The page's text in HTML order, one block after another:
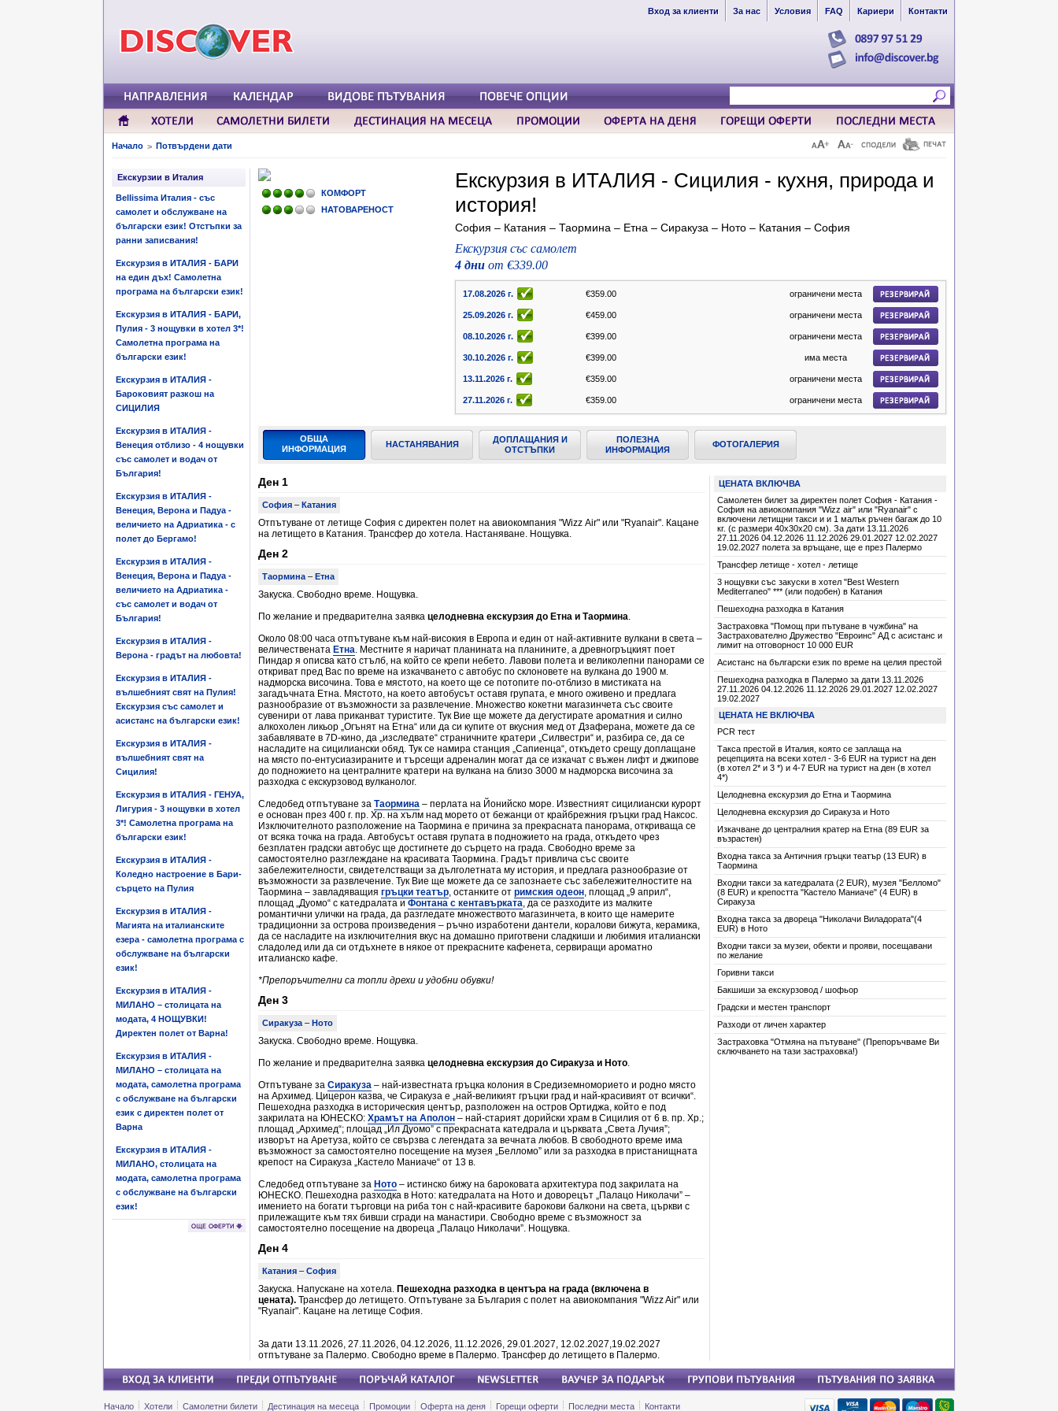
Вход за клиенти За нас Условия FAQ Кариери Контакти
Начало > Потвърдени дати
Екскурзии в Италия
Bellissima Италия - със
самолет и обслужване на
български език! Отстъпки за
ранни записвания!
Екскурзия в ИТАЛИЯ - БАРИ
на един дъх! Самолетна
програма на български език!
Екскурзия в ИТАЛИЯ - БАРИ,
Пулия - 3 нощувки в хотел 3*!
Самолетна програма на
български език!
Екскурзия в ИТАЛИЯ -
Бароковият разкош на
СИЦИЛИЯ
Екскурзия в ИТАЛИЯ -
Венеция отблизо - 4 нощувки
със самолет и водач от
България!
Екскурзия в ИТАЛИЯ -
Венеция, Верона и Падуа -
величието на Адриатика - с
полет до Бергамо!
Екскурзия в ИТАЛИЯ -
Венеция, Верона и Падуа -
величието на Адриатика -
със самолет и водач от
България!
Екскурзия в ИТАЛИЯ -
Верона - градът на любовта!
Екскурзия в ИТАЛИЯ -
вълшебният свят на Пулия!
Екскурзия със самолет и
асистанс на български език!
Екскурзия в ИТАЛИЯ -
вълшебният свят на
Сицилия!
Екскурзия в ИТАЛИЯ - ГЕНУА,
Лигурия - 3 нощувки в хотел
3*! Самолетна програма на
български език!
Екскурзия в ИТАЛИЯ -
Коледно настроение в Бари-
сърцето на Пулия
Екскурзия в ИТАЛИЯ -
Магията на италианските
езера - самолетна програма с
обслужване на български
език!
Екскурзия в ИТАЛИЯ -
МИЛАНО – столицата на
модата, 4 НОЩУВКИ!
Директен полет от Варна!
Екскурзия в ИТАЛИЯ -
МИЛАНО – столицата на
модата, самолетна програма
с обслужване на български
език с директен полет от
Варна
Екскурзия в ИТАЛИЯ -
МИЛАНО, столицата на
модата, самолетна програма
с обслужване на български
език!
КОМФОРТ
НАТОВАРЕНОСТ
Екскурзия в ИТАЛИЯ - Сицилия - кухня, природа и
история!
София – Катания – Таормина – Етна – Сиракуза – Ното – Катания – София
Екскурзия със самолет
4 дни от €339.00
17.08.2026 г. €359.00 ограничени места
25.09.2026 г. €459.00 ограничени места
08.10.2026 г. €399.00 ограничени места
30.10.2026 г. €399.00 има места
13.11.2026 г. €359.00 ограничени места
27.11.2026 г. €359.00 ограничени места
11.12.2026 г.
има места
04.02.2027 г. €499.00 има места
има места
има места
има места
11.03.2027 г. €379.00 има места
18.03.2027 г. има места
08.04.2027 г. €429.00 има места
22.04.2027 г. €429.00 има места
06.05.2027 г. €499.00
13.05.2027 г. €429.00 има места
20.05.2027 г. €499.00 има места
03.06.2027 г. €379.00 има места
24.06.2027 г. €379.00 има места
02.08.2027 г. €379.00
16.08.2027 г. €379.00 има места
23.09.2027 г. €479.00
14.10.2027 г. €379.00 има места
21.10.2027 г. €359.00 има места
28.10.2027 г. €359.00
18.11.2027 г. €339.00 има места
има места
ОБЩА
ИНФОРМАЦИЯ
НАСТАНЯВАНИЯ
ДОПЛАЩАНИЯ И
ОТСТЪПКИ
ПОЛЕЗНА
ИНФОРМАЦИЯ
ФОТОГАЛЕРИЯ
Ден 1
София – Катания
Отпътуване от летище София с директен полет на авиокомпания "Wizz Аir" или "Ryanair". Кацане
на летището в Катания. Трансфер до хотела. Настаняване. Нощувка.
Ден 2
Таормина – Етна
Закуска. Свободно време. Нощувка.
По желание и предварителна заявка целодневна екскурзия до Етна и Таормина.
Около 08:00 часа отпътуване към най-високия в Европа и един от най-активните вулкани в света –
величествената Етна. Местните я наричат планината на планините, а древногръцкият поет
Пиндар я описва като стълб, на който се крепи небето. Лавови полета и великолепни панорами се
откриват пред Вас по време на изкачването с автобус по склоновете на вулкана до 1900 м.
надморска височина. Това е мястото, на което ще се потопите по-отблизо в мистиката на
загадъчната Етна. Мястото, на което автобусът оставя групата, е много оживено и предлага
разнообразие от възможности за развлечение. Множество кокетни магазинчета със своите
сувенири от лава приканват туристите. Тук Вие ще можете да дегустирате ароматния и силно
алкохолен ликьор „Огънят на Етна“ или да си купите от вкусния мед от Дзаферана, можете да се
забавлявате в 7D-кино, да „изследвате“ страничните кратери „Силвестри“ и, разбира се, да се
насладите на сицилиански обяд. Тук се намира станция „Сапиенца“, откъдето срещу доплащане
на място по-ентусиазираните и търсещи адреналин могат да се изкачат с въжен лифт и джипове
до подножието на централните кратери на вулкана на близо 3000 м надморска височина за
разходка с екскурзовод вулканолог.
Следобед отпътуване за Таормина – перлата на Йонийско море. Известният сицилиански курорт
е основан през 400 г. пр. Хр. на хълм над морето от бежанци от крайбрежния гръцки град Наксос.
Изключителното разположение на Таормина е причина за прекрасната панорама, откриваща се
от всяка точка на града. Автобусът оставя групата в подножието на града, откъдето чрез
безплатен градски автобус ще достигнете до сърцето на града. Свободно време за
самостоятелно разглеждане на красивата Таормина. Градът привлича със своите
забележителности, свидетелстващи за дълголетната му история, и предлага разнообразие от
възможности за развлечение. Тук Вие ще можете да се запознаете със забележителностите на
Таормина – завладяващия гръцки театър, останките от римския одеон, площад „9 април“,
площад „Дуомо“ с катедралата и Фонтана с кентавърката, да се разходите из малките
романтични улички на града, да разгледате множеството магазинчета, в които ще намерите
традиционни за острова произведения – ръчно изработени дантели, коралови бижута, керамика,
да се насладите на изключителния вкус на домашно приготвени сладкиши и любимия италиански
сладолед или да си отдъхнете в някое от прекрасните кафенета, сервиращи ароматно
италианско кафе.
*Препоръчителни са топли дрехи и удобни обувки!
Ден 3
Сиракуза – Ното
Закуска. Свободно време. Нощувка.
По желание и предварителна заявка целодневна екскурзия до Сиракуза и Ното.
Отпътуване за Сиракуза – най-известната гръцка колония в Средиземноморието и родно място
на Архимед. Цицерон казва, че Сиракуза е „най-великият гръцки град и най-красивият от всички“.
Пешеходна разходка в историческия център, разположен на остров Ортиджа, който е под
закрилата на ЮНЕСКО: Храмът на Аполон – най-старият дорийски храм в Сицилия от 6 в. пр. Хр.;
площад „Архимед“; площад „Ил Дуомо” с прекрасната катедрала и църквата „Света Лучия”;
изворът на Аретуза, който се свързва с легендата за вечната любов. В свободното време има
възможност за самостоятелно посещение на музея „Белломо” или за разходка в пристанищната
крепост на Сиракуза „Кастело Маниаче“ от 13 в.
Следобед отпътуване за Ното – истинско бижу на бароковата архитектура под закрилата на
ЮНЕСКО. Пешеходна разходка в Ното: катедралата на Ното и доворецът „Палацо Николачи” –
имението на богати търговци на риба тон с най-красивите барокови балкони на света, църкви с
прилежащите към тях бивши сгради на манастири. Свободно време с възможност за
самостоятелно посещение на двореца „Палацо Николачи”. Нощувка.
Ден 4
Катания – София
Закуска. Напускане на хотела. Пешеходна разходка в центъра на града (включена в
цената). Трансфер до летището. Отпътуване за България с полет на авиокомпания "Wizz Air" или
"Ryanair". Кацане на летище София.
За дати 13.11.2026, 27.11.2026, 04.12.2026, 11.12.2026, 29.01.2027, 12.02.2027,19.02.2027
отпътуване за Палермо. Свободно време в Палермо. Трансфер до летището в Палермо.
ЦЕНАТА ВКЛЮЧВА
Самолетен билет за директен полет София - Катания -
София на авиокомпания "Wizz air" или "Ryanair" с
включени летищни такси и и 1 малък ръчен багаж до 10
кг. (с размери 40х30х20 см). За дати 13.11.2026
27.11.2026 04.12.2026 11.12.2026 29.01.2027 12.02.2027
19.02.2027 полета за връщане, ще е през Палермо
Трансфер летище - хотел - летище
3 нощувки със закуски в хотел "Best Western
Mediterraneo" *** (или подобен) в Катания
Пешеходна разходка в Катания
Застраховка "Помощ при пътуване в чужбина" на
Застрахователно Дружество "Евроинс" АД с асистанс и
лимит на отговорност 10 000 EUR
Асистанс на български език по време на целия престой
Пешеходна разходка в Палермо за дати 13.11.2026
27.11.2026 04.12.2026 11.12.2026 29.01.2027 12.02.2027
19.02.2027
ЦЕНАТА НЕ ВКЛЮЧВА
PCR тест
Такса престой в Италия, която се заплаща на
рецепцията на всеки хотел - 3-6 EUR на турист на ден
(в хотел 2* и 3 *) и 4-7 EUR на турист на ден (в хотел
4*)
Целодневна екскурзия до Етна и Таормина
Целодневна екскурзия до Сиракуза и Ното
Изкачване до централния кратер на Етна (89 EUR за
възрастен)
Входна такса за Античния гръцки театър (13 EUR) в
Таормина
Входни такси за катедралата (2 EUR), музея "Белломо"
(8 EUR) и крепостта "Кастело Маниаче" (4 EUR) в
Сиракуза
Входна такса за дворецa "Николачи Виладората"(4
EUR) в Ното
Входни такси за музеи, обекти и прояви, посещавани
по желание
Горивни такси
Бакшиши за екскурзовод / шофьор
Градски и местен транспорт
Разходи от личен характер
Застраховка "Отмяна на пътуване" (Препоръчваме Ви
сключването на тази застраховка!)
Начало Хотели Самолетни билети Дестинация на месеца Промоции Оферта на деня Горещи оферти Последни места Контакти